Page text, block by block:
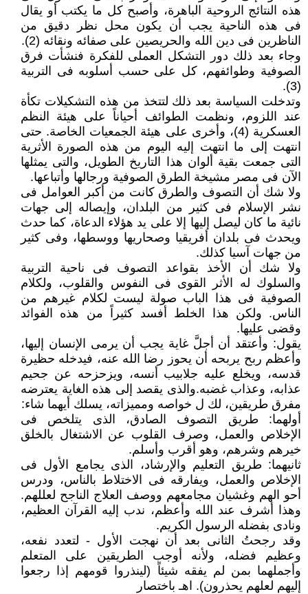
هذه النتائج الروحية الباهرة، وأصبح كل ما يكتب أو يقال
فى هذه الناحية يجب أن يكون محل نظر دقيق من
الناظرين فى دين الله والحريصين على صفائه ونقائه (2).
وجاء بعد ذلك دور التشكل العملى للفكرة فنشأت فرق
الصوفية وطوائفهم، كل على حسب أسلوبه فى التربية
(3).
وتدخلت السياسة بعد ذلك لتتخذ من هذه التشكيلات تكأة
عند اللزوم، ونظمت الطوائف أحياناً على هيئة النظم
العسكرية (4)، وأخرى على هيئة الجمعيات الخاصة. حتى
انتهت إلى ما انتهت إليه اليوم من هذه الصورة الأثرية
التى جمعت بقية ألوان هذا التاريخ الطويل، والتى يمثلها
الآن فى مصر مشيخة الطرق الصوفية ورجالها وأتباعها.
ولا شك أن التصوف والطرق كانت من أكبر العوامل فى
نشر الإسلام فى كثير من البلدان، وإيصاله إلى جهات
نائية ما كان ليصل إليها إلا على يد هؤلاء الدعاة، كما حدث
ويحدث فى بلدان أفريقيا وصحاريها ووسطها، وفى كثير
من جهات آسيا كذلك.
ولا شك أن الأخذ بقواعد التصوف فى ناحية التربية
والسلوك له الأثر القوى فى النفوس والقلوب، ولكلام
الصوفية فى هذا الباب صولة ليست لكلام غيرهم من
الناس. ولكن هذا الخلط أفسد كثيراً من هذه الفوائد
وقضى عليها.
يقول: وأعتقد أن أجلَّ غاية يجب أن يرمى الإنسان إليها،
وأعظم ربح يربحه أن يحوز رضا الله عنه، فيدخله حظيرة
قدسه، ويخلع عليه جلابيب أنسه، ويزحزحه عن جحيم
عذابه، وعذاب غضبه.والذى يقصد إلى هذه الغاية يعترضه
مفرق طريقين، لك ل خواصه ومميزاته، يسلك أيهما شاء:
أولهما: طريق التصوف الصادق، الذى يتلخص فى
الإخلاص والعمل، وصرف القلوب عن الاشتغال بالخلق
خيرهم وشرهم، وهو أقرب وأسلم.
ثانيهما: طريق التعليم والإرشاد، الذى يجامع الأول فى
الإخلاص والعمل، ويفارقه فى الاختلاط بالناس، ودرس
أحو الهم وغشيان مجامعهم ووصف العلاج الناجح لعللهم.
وهذا أشرف عند الله وأعظم، ندب إليه القرآن العظيم،
ونادى بفضله الرسول الكريم.
وقد رجحتُ الثانى بعد أن نهجت الأول - لتعدد نفعه،
وعظيم فضله، ولأنه أوجب الطريقين على المتعلم
وأجملهما بمن لم يفقه شيئاً (لينذروا قومهم إذا رجعوا
إليهم لعلهم يحذرون). اهـ باختصار